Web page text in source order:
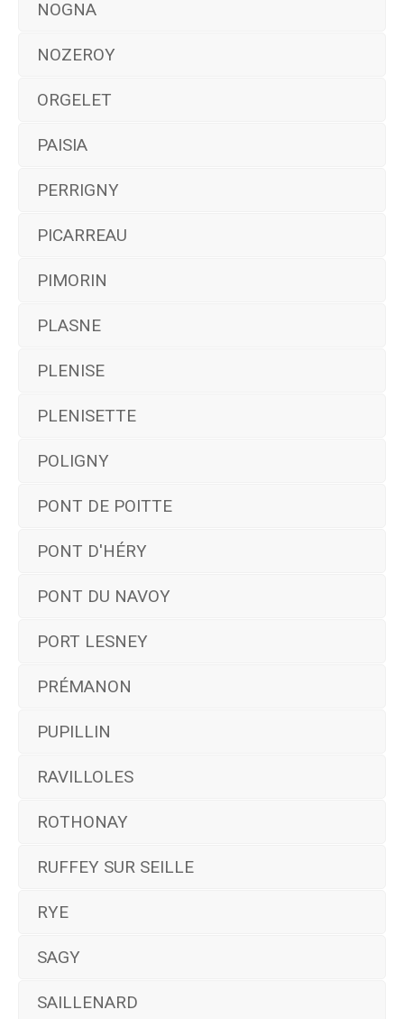
NOGNA
NOZEROY
ORGELET
PAISIA
PERRIGNY
PICARREAU
PIMORIN
PLASNE
PLENISE
PLENISETTE
POLIGNY
PONT DE POITTE
PONT D'HÉRY
PONT DU NAVOY
PORT LESNEY
PRÉMANON
PUPILLIN
RAVILLOLES
ROTHONAY
RUFFEY SUR SEILLE
RYE
SAGY
SAILLENARD